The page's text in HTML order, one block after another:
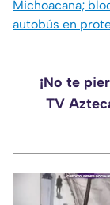
Michoacana;
autobús en
¡No te
TV